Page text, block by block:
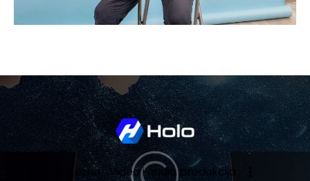
Početna Video i audio produkcija